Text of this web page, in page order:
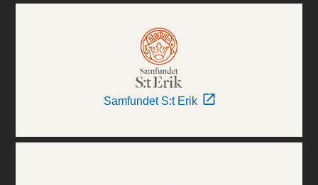
Samfundet S:t Erik